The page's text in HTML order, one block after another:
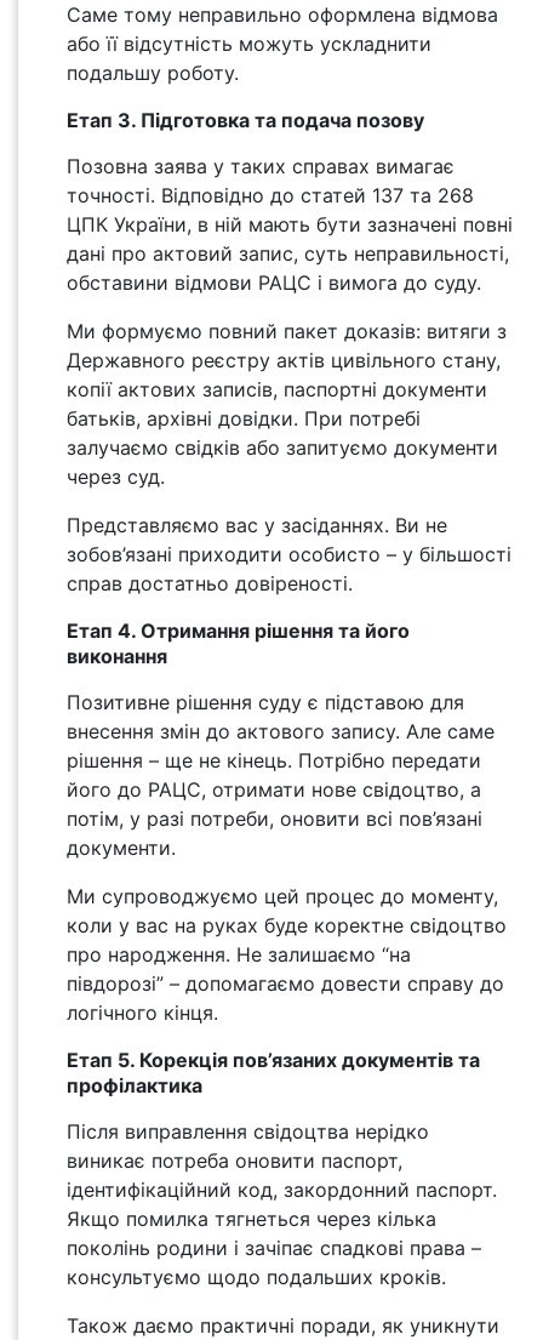
Саме тому неправильно оформлена відмова
або її відсутність можуть ускладнити
подальшу роботу.
Етап 3. Підготовка та подача позову
Позовна заява у таких справах вимагає
точності. Відповідно до статей 137 та 268
ЦПК України, в ній мають бути зазначені повні
дані про актовий запис, суть неправильності,
обставини відмови РАЦС і вимога до суду.
Ми формуємо повний пакет доказів: витяги з
Державного реєстру актів цивільного стану,
копії актових записів, паспортні документи
батьків, архівні довідки. При потребі
залучаємо свідків або запитуємо документи
через суд.
Представляємо вас у засіданнях. Ви не
зобов’язані приходити особисто – у більшості
справ достатньо довіреності.
Етап 4. Отримання рішення та його
виконання
Позитивне рішення суду є підставою для
внесення змін до актового запису. Але саме
рішення – ще не кінець. Потрібно передати
його до РАЦС, отримати нове свідоцтво, а
потім, у разі потреби, оновити всі пов’язані
документи.
Ми супроводжуємо цей процес до моменту,
коли у вас на руках буде коректне свідоцтво
про народження. Не залишаємо “на
півдорозі” – допомагаємо довести справу до
логічного кінця.
Етап 5. Корекція пов’язаних документів та
профілактика
Після виправлення свідоцтва нерідко
виникає потреба оновити паспорт,
ідентифікаційний код, закордонний паспорт.
Якщо помилка тягнеться через кілька
поколінь родини і зачіпає спадкові права –
консультуємо щодо подальших кроків.
Також даємо практичні поради, як уникнути